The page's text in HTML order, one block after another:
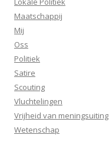
Maatschappij
Mij
Oss
Politiek
Satire
Scouting
Vluchtelingen
Vrijheid van meningsuiting
Wetenschap